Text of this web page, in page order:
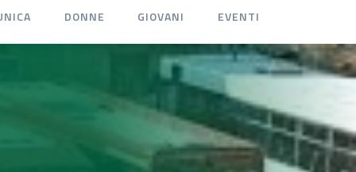
DONNE GIOVANI EVENTI